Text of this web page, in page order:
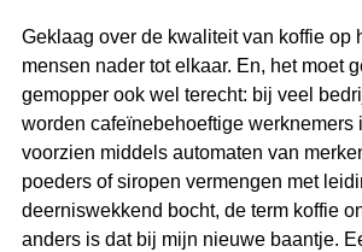
Geklaag over de kwaliteit van koffie op
mensen nader tot elkaar. En, het moet
gemopper ook wel terecht: bij veel
worden cafeïnebehoeftige werknemers
voorzien middels automaten van
poeders of siropen vermengen met
deerniswekkend bocht, de term koffie
anders is dat bij mijn nieuwe baantje.